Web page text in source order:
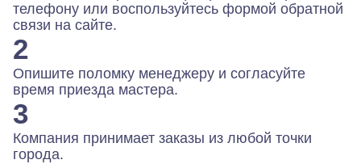
телефону или воспользуйтесь формой обратной
связи на сайте.
2
Опишите поломку менеджеру и согласуйте
время приезда мастера.
3
Компания принимает заказы из любой точки
города.